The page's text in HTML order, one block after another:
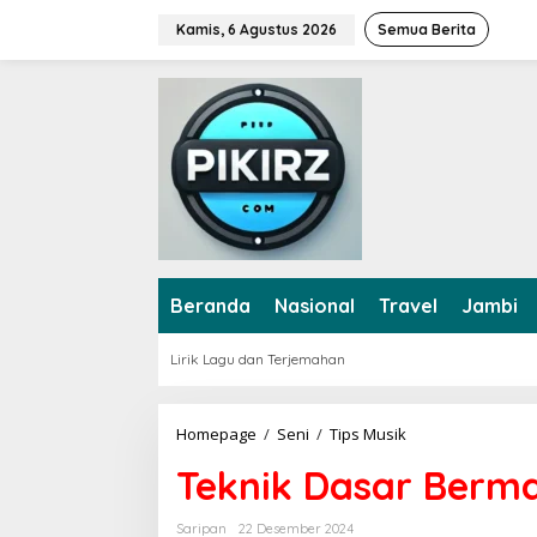
w
Kamis, 6 Agustus 2026 Semua Berita
Beranda Nasional Travel Jambi
Lirik Lagu dan Terjemahan
Homepage / Seni / Tips Musik
k
Teknik Dasar
Saripan
22 Desember 2024